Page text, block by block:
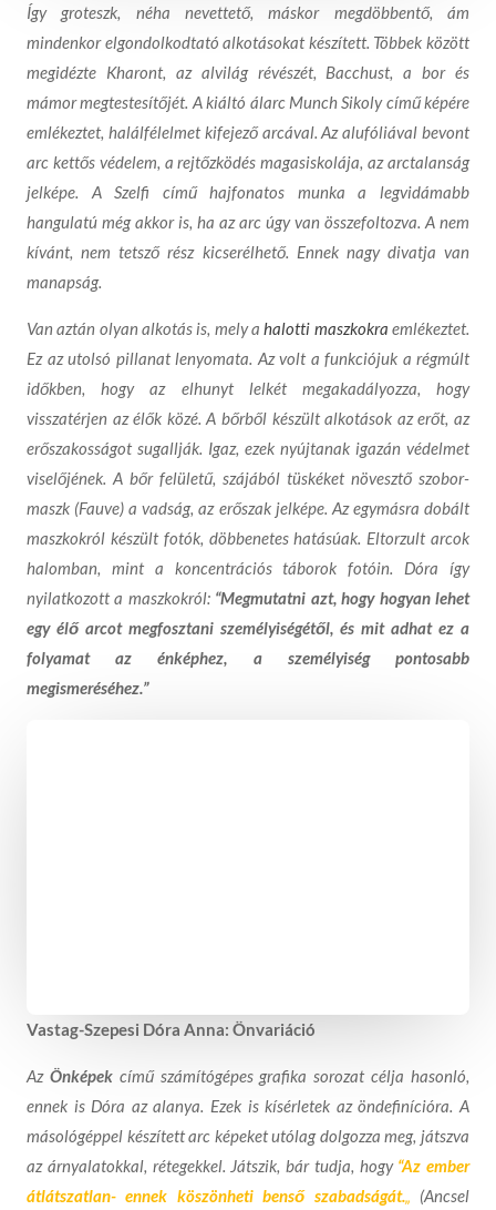
Így groteszk, néha nevettető, máskor megdöbbentő, ám
mindenkor elgondolkodtató alkotásokat készített. Többek között
megidézte Kharont, az alvilág révészét, Bacchust, a bor és
mámor megtestesítőjét. A kiáltó álarc Munch Sikoly című képére
emlékeztet, halálfélelmet kifejező arcával. Az alufóliával bevont
arc kettős védelem, a rejtőzködés magasiskolája, az arctalanság
jelképe. A Szelfi című hajfonatos munka a legvidámabb
hangulatú még akkor is, ha az arc úgy van összefoltozva. A nem
kívánt, nem tetsző rész kicserélhető. Ennek nagy divatja van
manapság.
Van aztán olyan alkotás is, mely ahalotti maszkokra emlékeztet.
Ez az utolsó pillanat lenyomata. Az volt a funkciójuk a régmúlt
időkben, hogy az elhunyt lelkét megakadályozza, hogy
visszatérjen az élők közé. A bőrből készült alkotások az erőt, az
erőszakosságot sugallják. Igaz, ezek nyújtanak igazán védelmet
viselőjének. A bőr felületű, szájából tüskéket növesztő szobor-
maszk (Fauve) a vadság, az erőszak jelképe. Az egymásra dobált
maszkokról készült fotók, döbbenetes hatásúak. Eltorzult arcok
halomban, mint a koncentrációs táborok fotóin. Dóra így
nyilatkozott a maszkokról: “Megmutatni azt, hogy hogyan lehet
egy élő arcot megfosztani személyiségétől, és mit adhat ez a
folyamat az énképhez, a személyiség pontosabb
megismeréséhez.”
Vastag-Szepesi Dóra Anna: Önvariáció
AzÖnképekcímű számítógépes grafika sorozat célja hasonló,
ennek is Dóra az alanya. Ezek is kísérletek az öndefinícióra. A
másológéppel készített arc képeket utólag dolgozza meg, játszva
az árnyalatokkal, rétegekkel. Játszik, bár tudja, hogy “Az ember
átlátszatlan- ennek köszönheti benső szabadságát.„ (Ancsel